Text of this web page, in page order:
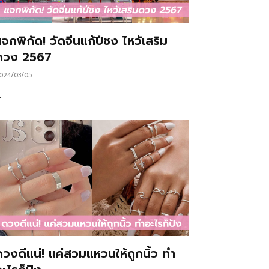
กพิกัด! วัดจีนแก้ปีชง ไหว้เสริม
ง 2567
03/05
งดีแน่! แค่สวมแหวนให้ถูกนิ้ว ทำ